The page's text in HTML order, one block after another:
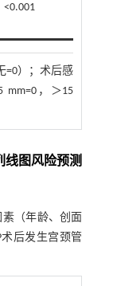
<0.001
=0）；术后感
，＞15
线图风险预测
（年龄、创面
后发生宫颈管